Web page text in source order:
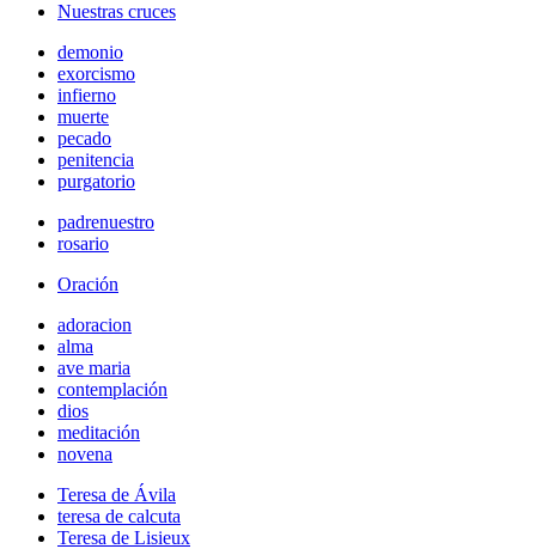
Nuestras cruces
demonio
exorcismo
infierno
muerte
pecado
penitencia
purgatorio
padrenuestro
rosario
Oración
adoracion
alma
ave maria
contemplación
dios
meditación
novena
Teresa de Ávila
teresa de calcuta
Teresa de Lisieux